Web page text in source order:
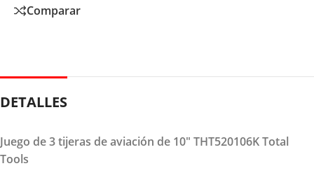
Comparar
DETALLES
Juego de 3 tijeras de aviación de 10″ THT520106K Total
Tools